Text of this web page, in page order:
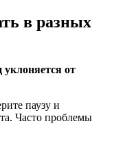
в разных
от
паузу и
Часто проблемы